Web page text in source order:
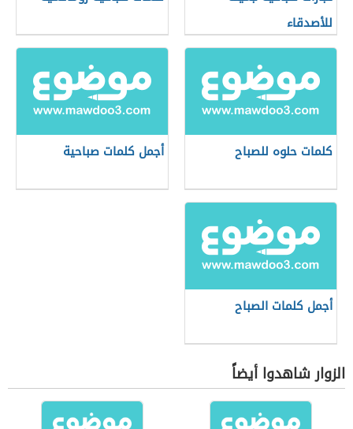
للأصدقاء
كلمات حلوه للصباح أجمل كلمات صباحية
أجمل كلمات الصباح
الزوار شاهدوا أيضاً